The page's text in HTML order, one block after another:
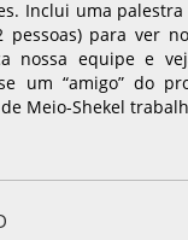
Inclui uma palestra
pessoas) para ver
nossa equipe e
um “amigo” do
Meio-Shekel